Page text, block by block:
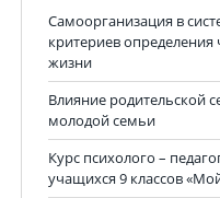
Самоорганизация в
критериев определения
жизни
Влияние родительской
молодой семьи
Курс психолого –
учащихся 9 классов